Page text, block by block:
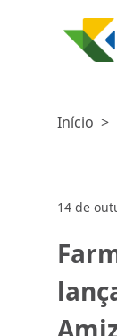
Início >
14 de